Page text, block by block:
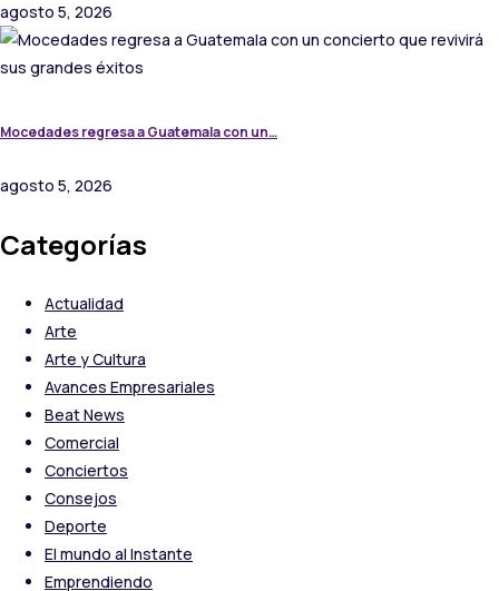
agosto 5, 2026
Mocedades regresa a Guatemala con un…
agosto 5, 2026
Categorías
Actualidad
Arte
Arte y Cultura
Avances Empresariales
Beat News
Comercial
Conciertos
Consejos
Deporte
El mundo al Instante
Emprendiendo